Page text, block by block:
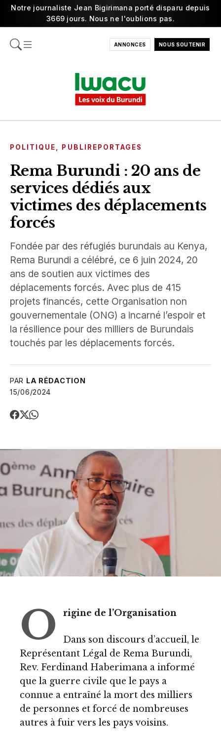
Notre journaliste Jean Bigirimana porté disparu depuis
3669 jours. Nous ne l'oublions pas.
ANNONCES NOUS SOUTENIR
POLITIQUE PUBLIREPORTAGES
Rema Burundi : 20 ans de
services dédiés aux
victimes des déplacements
forcés
Fondée par des réfugiés burundais au Kenya,
Rema Burundi a célébré, ce 6 juin 2024, 20
ans de soutien aux victimes des
déplacements forcés. Avec plus de 415
projets financés, cette Organisation non
gouvernementale (ONG) a incarné l’espoir et
la résilience pour des milliers de Burundais
touchés par les déplacements forcés.
PAR LA RÉDACTION
15/06/2024
O rigine de l’Organisation
Dans son discours d’accueil, le
Représentant Légal de Rema Burundi,
Rev. Ferdinand Haberimana a informé
que la guerre civile que le pays a
connue a entraîné la mort des milliers
de personnes et forcé de nombreuses
autres à fuir vers les pays voisins.